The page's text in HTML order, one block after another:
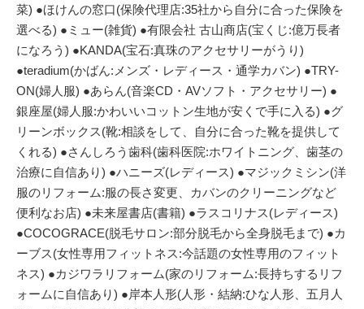
菜) ●ほけんの窓口(保険代理店:35社から自分に合った保険を
選べる) ●ミュー(雑貨) ●有限会社 古山商店(宝くじ:億万長者
になろう) ●KANDA(宝石:真珠のアクセサリーがうり)
●teradium(かばん:メンズ・レディース・通学カバン) ●TRY-
ON(婦人服) ●あらん(音楽CD・AVソフト・アクセサリー) ●
銀座屋(婦人服:かわいいコットン生地が安くで手に入る) ●グ
リーンボックス(靴:相談をして、自分に合った靴を提供して
くれる) ●さんしろう歯科(歯科医院:ホワイトニング、歯茎の
治療に自信あり) ●ハニーズ(レディース) ●マジックミシン(洋
服のリフォーム:服の長さ変更、カバンのクリーニングなど
便利なお店) ●未来屋書店(書籍) ●ラスコリナス(レディース)
●COCOGRACE(脱毛サロン:部分脱毛から全身脱毛まで) ●カ
ーブス(女性専用フィットネス:今話題の女性専用のフィット
ネス) ●カジワラリフォーム(家のリフォーム:長持ちするリフ
ォームに自信あり) ●岸本人形(人形・結納:ひな人形、五月人